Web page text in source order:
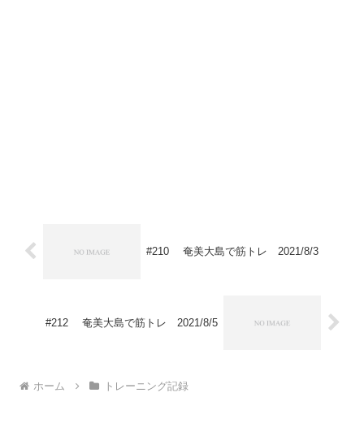
#210 奄美大島で筋トレ 2021/8/3
#212 奄美大島で筋トレ 2021/8/5
ホーム トレーニング記録